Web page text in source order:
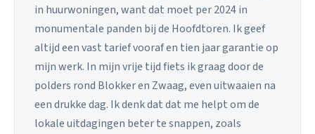
in huurwoningen, want dat moet per 2024 in
monumentale panden bij de Hoofdtoren. Ik geef
altijd een vast tarief vooraf en tien jaar garantie op
mijn werk. In mijn vrije tijd fiets ik graag door de
polders rond Blokker en Zwaag, even uitwaaien na
een drukke dag. Ik denk dat dat me helpt om de
lokale uitdagingen beter te snappen, zoals